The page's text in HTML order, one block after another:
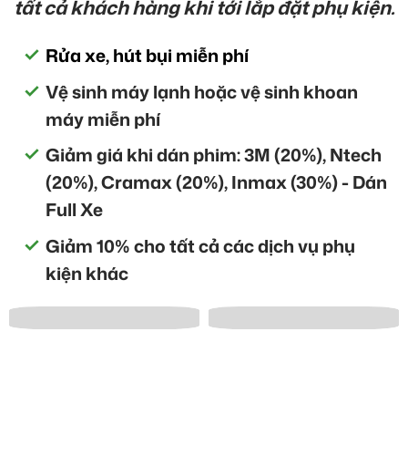
tất cả khách hàng khi tới lắp đặt phụ kiện.
Rửa xe, hút bụi miễn phí
Vệ sinh máy lạnh hoặc vệ sinh khoan
máy miễn phí
Giảm giá khi dán phim: 3M (20%), Ntech
(20%), Cramax (20%), Inmax (30%) - Dán
Full Xe
Giảm 10% cho tất cả các dịch vụ phụ
kiện khác